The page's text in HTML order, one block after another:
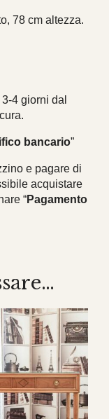
78 cm altezza.
4 giorni dal
bancario”
e pagare di
acquistare
“Pagamento